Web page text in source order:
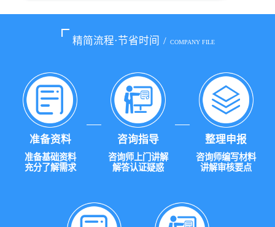
精简流程·节省时间 / COMPANY FILE
准备资料
准备基础资料
充分了解需求
咨询指导
咨询师上门讲解
解答认证疑惑
整理申报
咨询师编写材料
讲解审核要点